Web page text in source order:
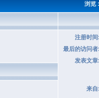
浏览
注册时间:
最后的访问者:
发表文章:
来自: